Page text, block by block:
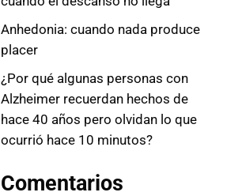
Anhedonia: cuando nada produce
placer
¿Por qué algunas personas con
Alzheimer recuerdan hechos de
hace 40 años pero olvidan lo que
ocurrió hace 10 minutos?
Comentarios